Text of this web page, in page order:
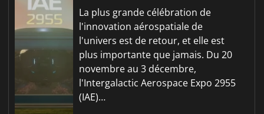
La plus grande célébration de
l'innovation aérospatiale de
l'univers est de retour, et elle est
plus importante que jamais. Du 20
novembre au 3 décembre,
l'Intergalactic Aerospace Expo 2955
(IAE)…